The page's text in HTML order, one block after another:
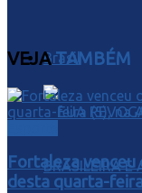
Brasil
VEJATAMBÉM
Fortaleza
desta quarta-